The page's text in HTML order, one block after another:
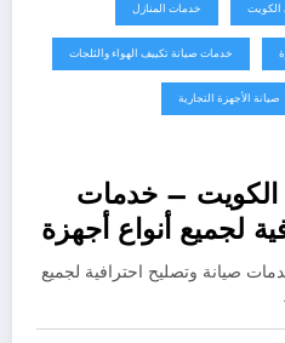
الكويت خدمات المنازل
خدمات صيانة تكييف الهواء والثلجات
صيانة الأجهزة التجارية
الكويت – خدمات
لجميع أنواع أجهزة
صيانة وتصليح احترافية لجميع